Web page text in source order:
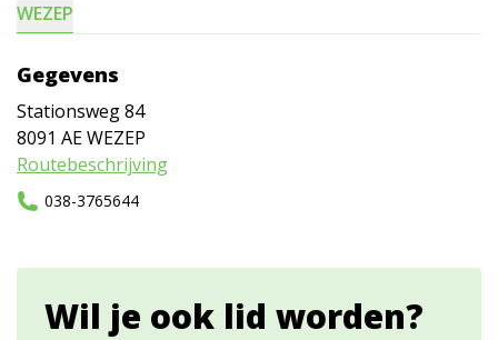
WEZEP
Gegevens
Stationsweg 84
8091 AEWEZEP
Routebeschrijving
038-3765644
Wil je ook lid worden?